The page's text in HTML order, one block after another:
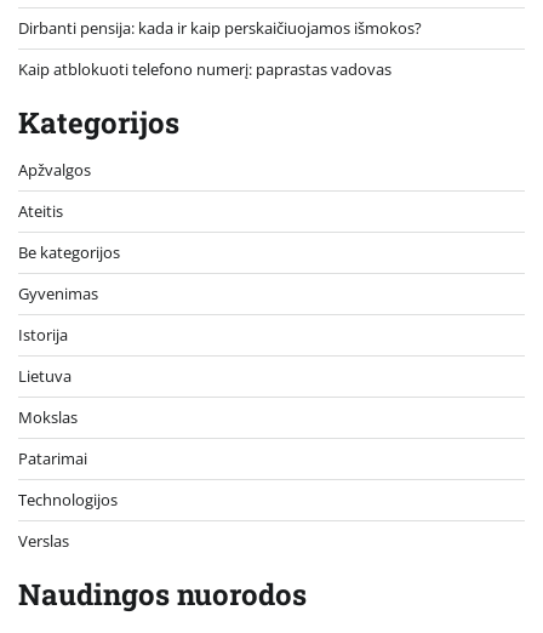
Dirbanti pensija: kada ir kaip perskaičiuojamos išmokos?
Kaip atblokuoti telefono numerį: paprastas vadovas
Kategorijos
Apžvalgos
Ateitis
Be kategorijos
Gyvenimas
Istorija
Lietuva
Mokslas
Patarimai
Technologijos
Verslas
Naudingos nuorodos